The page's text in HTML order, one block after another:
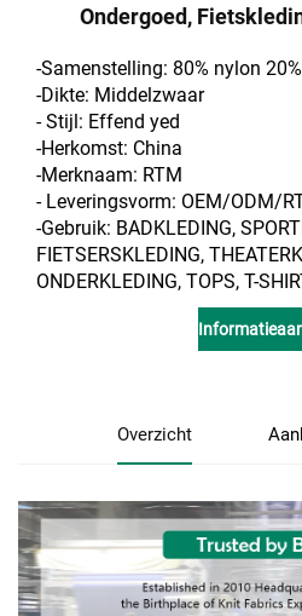
Ondergoed,
-Samenstelling: 80% nylon
-Dikte: Middelzwaar
- Stijl: Effend yed
-Herkomst: China
-Merknaam: RTM
- Leveringsvorm: OEM/ODM/
-Gebruik: BADKLEDING,
FIETSERSKLEDING,
ONDERKLEDING, TOPS, T-
Overzicht